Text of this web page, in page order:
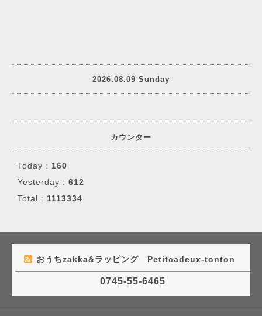
2026.08.09 Sunday
カウンター
Today : 160
Yesterday : 612
Total : 1113334
おうちzakka&ラッピング Petitcadeux-tonton
0745-55-6465